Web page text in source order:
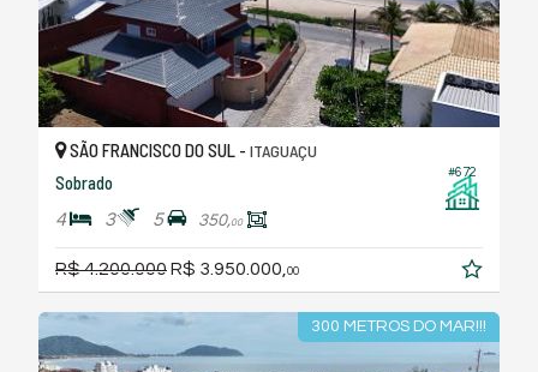
#672
SÃO FRANCISCO DO SUL - ITAGUAÇU
Sobrado
4 3 5 350,00
R$ 4.200.000R$ 3.950.000, 00
300 METROS DO MAR!!!